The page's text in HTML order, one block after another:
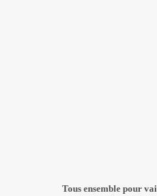
Tous ensemble pour